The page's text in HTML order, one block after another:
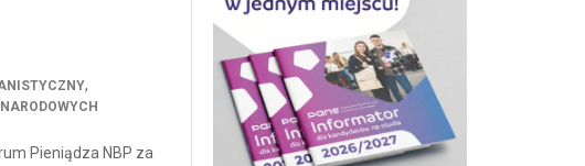
,
Pieniądza NBP za